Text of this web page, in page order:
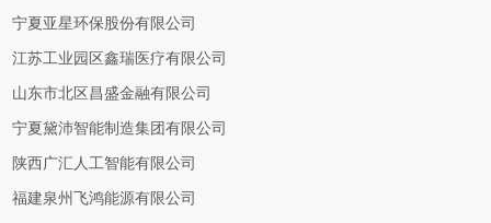
宁夏亚星环保股份有限公司
江苏工业园区鑫瑞医疗有限公司
山东市北区昌盛金融有限公司
宁夏黛沛智能制造集团有限公司
陕西广汇人工智能有限公司
福建泉州飞鸿能源有限公司